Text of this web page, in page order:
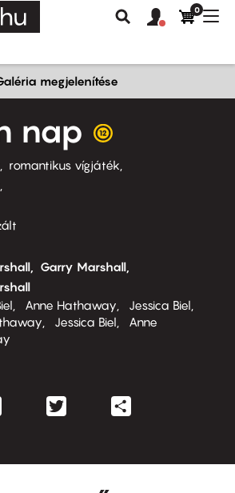
Keresés
Felhasználói
fiók
0
megjelenítése
nap
romantikus vígjáték
Garry Marshall
Anne Hathaway
Jessica Biel
Jessica Biel
Anne
Facebook